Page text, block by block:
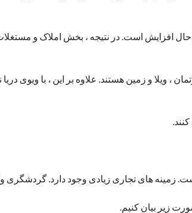
افزایش است. در نتیجه ، بخش املاک و مستغلات
، ویلا و زمین هستند. علاوه بر این ، با ویوی
است. زمینه های تجاری زیادی وجود دارد.
زیر بیان کنیم.